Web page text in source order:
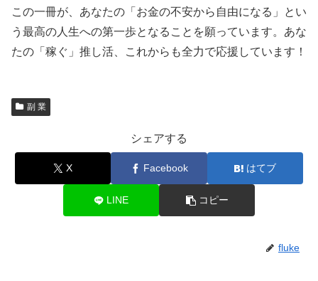
この一冊が、あなたの「お金の不安から自由になる」とい
う最高の人生への第一歩となることを願っています。あな
たの「稼ぐ」推し活、これからも全力で応援しています！
副 業
シェアする
X Facebook はてブ
LINE コピー
fluke